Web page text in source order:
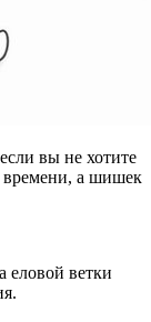
вы не хотите
времени, а шишек
ветки